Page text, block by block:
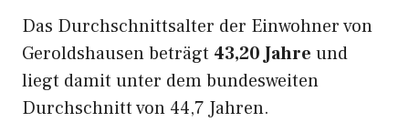
Das Durchschnittsalter der Einwohner von
Geroldshausen beträgt 43,20 Jahre und
liegt damit unter dem bundesweiten
Durchschnitt von 44,7 Jahren.